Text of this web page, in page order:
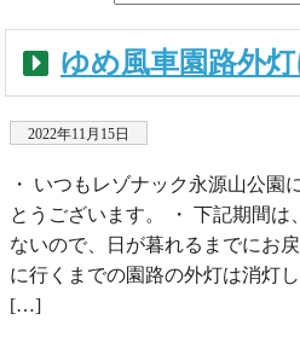
ゆめ風車園路外
2022年11月15日
・ いつもレゾナック永源山公園
とうございます。 ・ 下記期間
ないので、日が暮れるまでにお
に行くまでの園路の外灯は消灯
[…]